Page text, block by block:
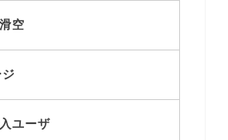
空
ユーザ